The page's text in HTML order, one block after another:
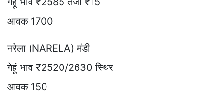
आवक 1700
नरेला (NARELA) मंडी
गेहूं भाव ₹2520/2630 स्थिर
आवक 150